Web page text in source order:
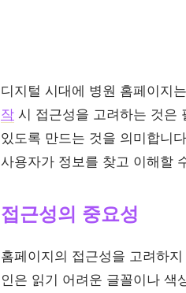
디지털 시대에 병원 홈페이지
작 시 접근성을 고려하는 것은
있도록 만드는 것을 의미합니
사용자가 정보를 찾고 이해할
접근성의 중요성
홈페이지의 접근성을 고려하
인은 읽기 어려운 글꼴이나 색